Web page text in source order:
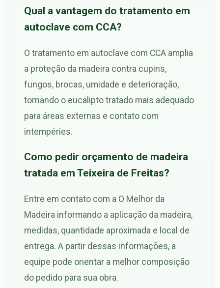
Qual a vantagem do tratamento em
autoclave com CCA?
O tratamento em autoclave com CCA amplia
a proteção da madeira contra cupins,
fungos, brocas, umidade e deterioração,
tornando o eucalipto tratado mais adequado
para áreas externas e contato com
intempéries.
Como pedir orçamento de madeira
tratada em Teixeira de Freitas?
Entre em contato com a O Melhor da
Madeira informando a aplicação da madeira,
medidas, quantidade aproximada e local de
entrega. A partir dessas informações, a
equipe pode orientar a melhor composição
do pedido para sua obra.